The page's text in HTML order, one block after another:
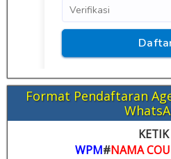
Format Pendaftaran
KETIK
WPM#NAMA